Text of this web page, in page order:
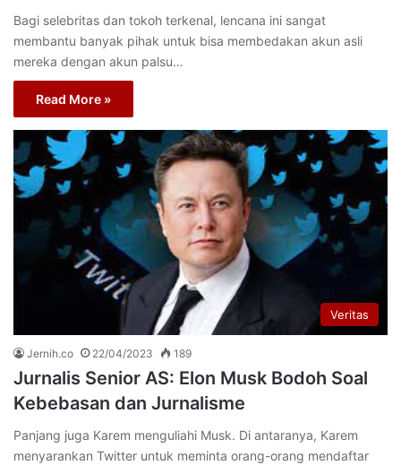
Bagi selebritas dan tokoh terkenal, lencana ini sangat
membantu banyak pihak untuk bisa membedakan akun asli
mereka dengan akun palsu…
Read More »
Veritas
Jernih.co 22/04/2023 189
Jurnalis Senior AS: Elon Musk Bodoh Soal
Kebebasan dan Jurnalisme
Panjang juga Karem menguliahi Musk. Di antaranya, Karem
menyarankan Twitter untuk meminta orang-orang mendaftar